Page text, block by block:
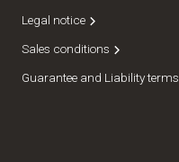
Legal notice
Sales conditions
Guarantee and Liability terms